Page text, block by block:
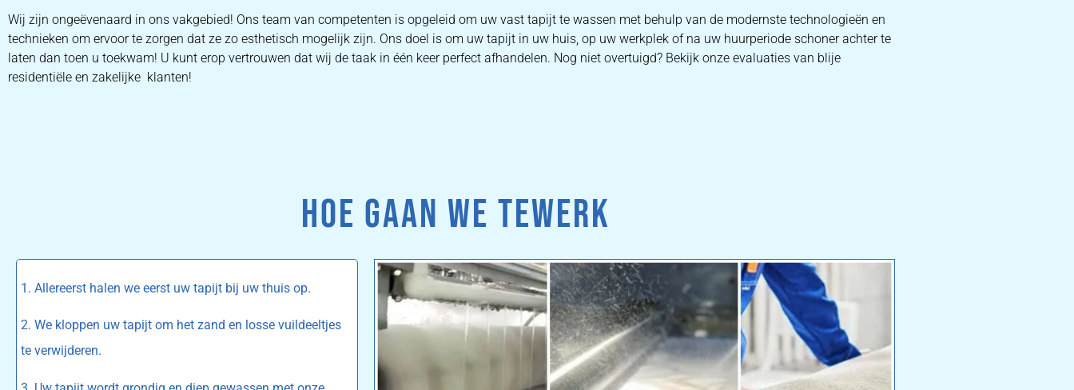
Wij zijn ongeëvenaard in ons vakgebied! Ons team van competenten is opgeleid om uw vast tapijt te wassen met behulp van de modernste technologieën en
technieken om ervoor te zorgen dat ze zo esthetisch mogelijk zijn. Ons doel is om uw tapijt in uw huis, op uw werkplek of na uw huurperiode schoner achter te
laten dan toen u toekwam! U kunt erop vertrouwen dat wij de taak in één keer perfect afhandelen. Nog niet overtuigd? Bekijk onze evaluaties van blije
residentiële en zakelijke klanten!
HOE GAAN WE TEWERK
1. Allereerst halen we eerst uw tapijt bij uw thuis op.
2. We kloppen uw tapijt om het zand en losse vuildeeltjes
te verwijderen.